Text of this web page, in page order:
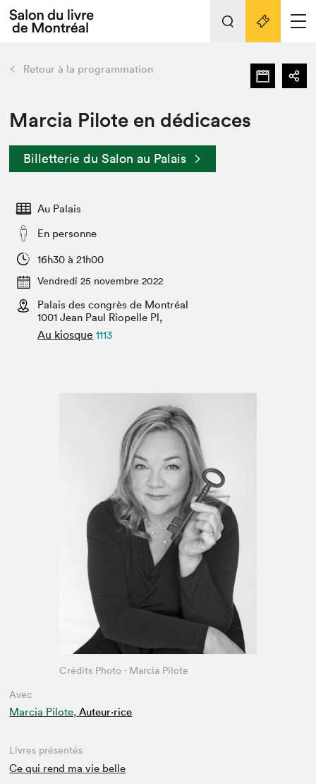
Espace exposant⋅e⋅s
Espace enseignant·e·s
Espace médias
L'événement
Préparer sa visite au Salon
Actualités
SLM PRO
retour Nos activités
Préparer sa visite
Salon dans la ville et en ligne
Projets partenaires
Liens pratiques
Retour à la programmation
Marcia Pilote en dédicaces
Billetterie du Salon au Palais
Au Palais
En personne
16h30 à 21h00
Vendredi 25 novembre 2022
Palais des congrès de Montréal
1001 Jean Paul Riopelle Pl,
Au kiosque 1113
Avec
Marcia Pilote, Auteur·rice
Crédits Photo - Marcia Pilote
Livres présentés
Ce qui rend ma vie belle